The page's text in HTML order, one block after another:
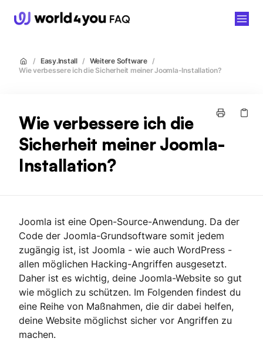
/ Easy.Install / Weitere Software /
Wie verbessere ich die Sicherheit meiner Joomla-Installation?
Wie verbessere ich die
Sicherheit meiner Joomla-
Installation?
Joomla ist eine Open-Source-Anwendung. Da der
Code der Joomla-Grundsoftware somit jedem
zugängig ist, ist Joomla - wie auch WordPress -
allen möglichen Hacking-Angriffen ausgesetzt.
Daher ist es wichtig, deine Joomla-Website so gut
wie möglich zu schützen. Im Folgenden findest du
eine Reihe von Maßnahmen, die dir dabei helfen,
deine Website möglichst sicher vor Angriffen zu
machen.